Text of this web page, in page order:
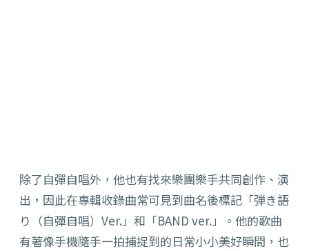
除了自彈自唱外，他也有找來樂團樂手共同創作、演
出，因此在專輯收錄曲常可見到曲名後標記「弾き語
り（自彈自唱）Ver.」和「BAND ver.」。他的歌曲
有著像手機隨手一拍捕捉到的日常小小美好瞬間，也